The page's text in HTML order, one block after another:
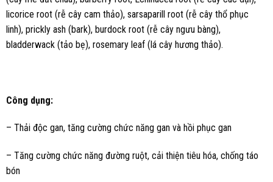
licorice root (rễ cây cam thảo), sarsaparill root (rễ cây thổ phục
linh), prickly ash (bark), burdock root (rễ cây ngưu bàng),
bladderwack (tảo bẹ), rosemary leaf (lá cây hương thảo).
Công dụng:
– Thải độc gan, tăng cường chức năng gan và hồi phục gan
– Tăng cường chức năng đường ruột, cải thiện tiêu hóa, chống táo
bón